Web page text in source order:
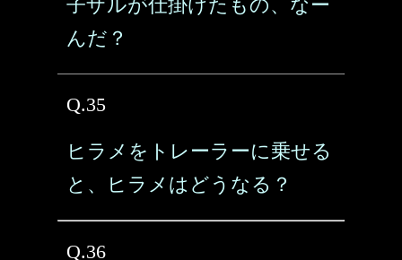
子ザルが仕掛けたもの、なー
んだ？
Q.35
ヒラメをトレーラーに乗せる
と、ヒラメはどうなる？
Q.36